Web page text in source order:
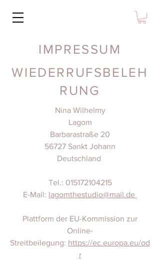
IMPRESSUM
WIEDERRUFSBELEH
RUNG
Nina Wilhelmy
Lagom
Barbarastraße 20
56727 Sankt Johann
Deutschland
Tel.: 015172104215
E-Mail: lagomthestudio@mail.de
Plattform der EU-Kommission zur
Online-
Streitbeilegung: https://ec.europa.eu/od
r